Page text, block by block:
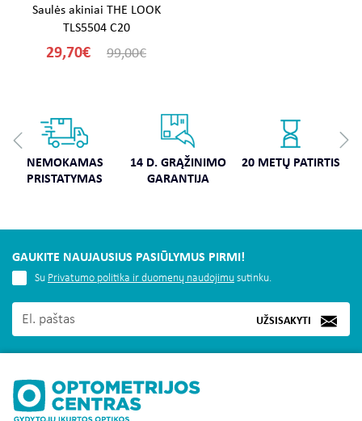
Saulės akiniai THE LOOK
TLS5504 C20
29,70€ 99,00€
NEMOKAMAS
PRISTATYMAS
14 D. GRĄŽINIMO
GARANTIJA
20 METŲ PATIRTIS
GAUKITE NAUJAUSIUS PASIŪLYMUS PIRMI!
UŽSISAKYTI
Su Privatumo politika ir duomenų naudojimu sutinku.